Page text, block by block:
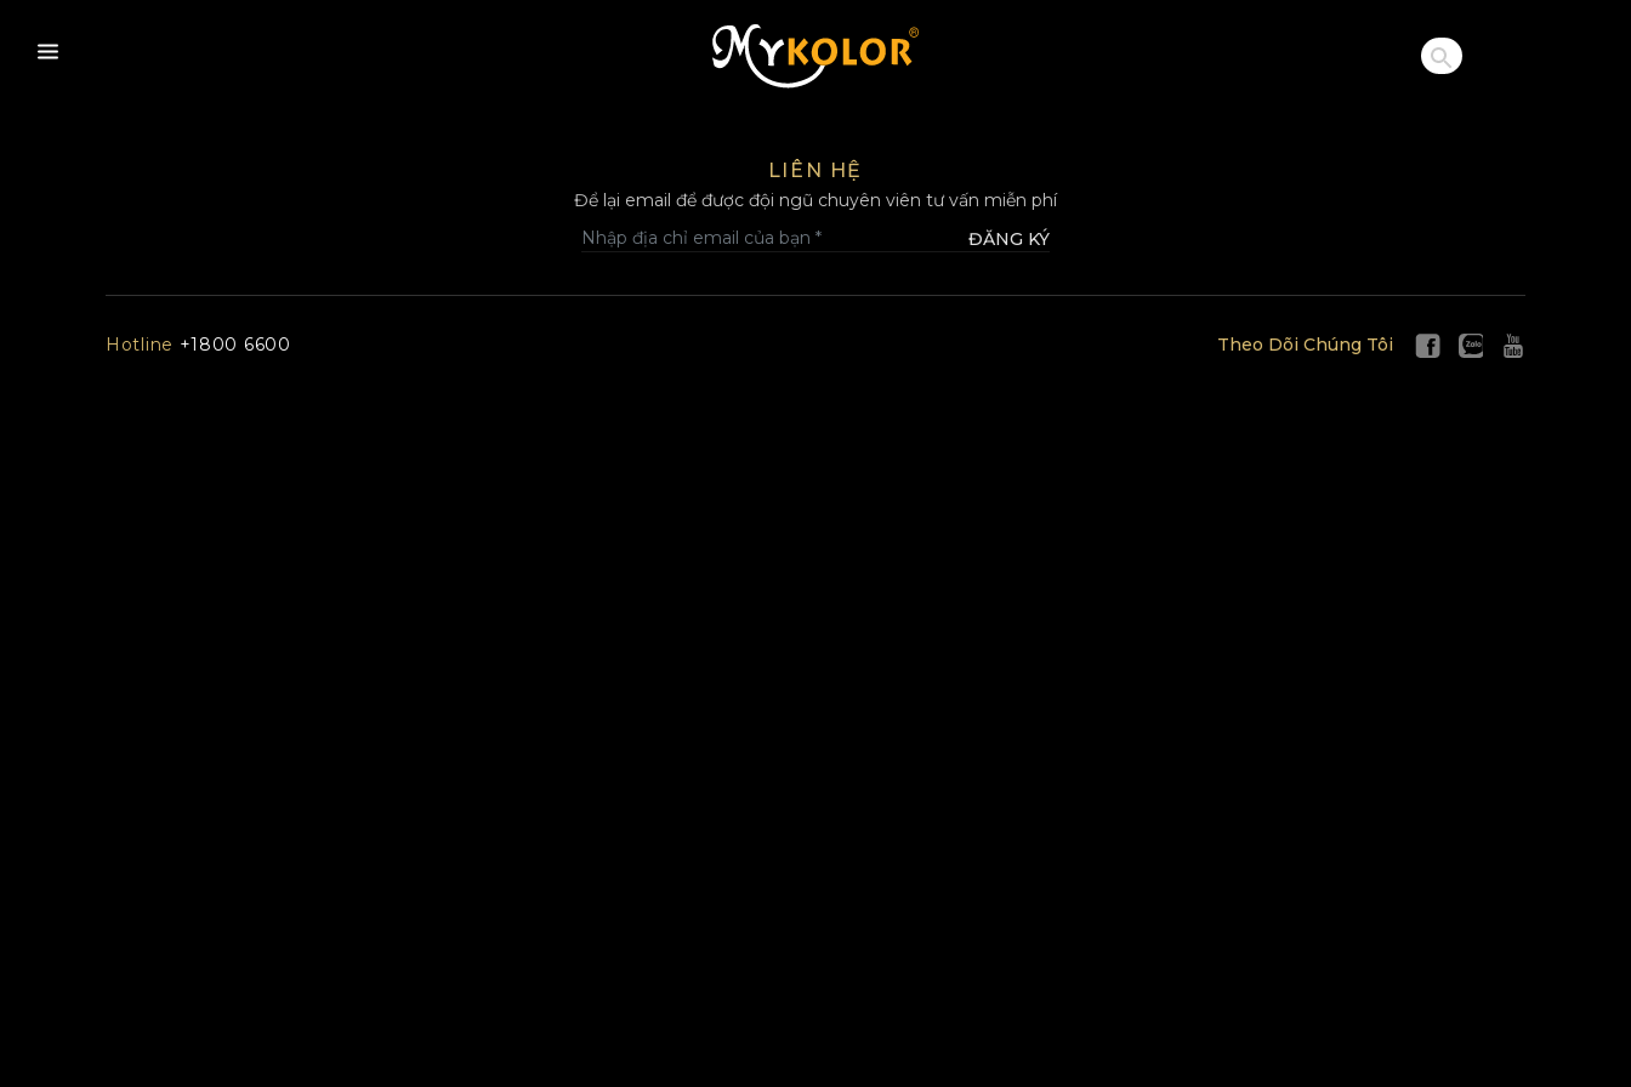
MYKOLOR
LIÊN HỆ
Để lại email để được đội ngũ chuyên viên tư vấn miễn phí
ĐĂNG KÝ
Hotline +1800 6600 Theo Dõi Chúng Tôi